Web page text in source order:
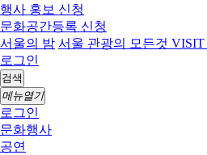
행사 홍보 신청
문화공간등록 신청
서울의 밤 서울 관광의 모든것 VISIT
로그인
검색
메뉴열기
로그인
문화행사
공연